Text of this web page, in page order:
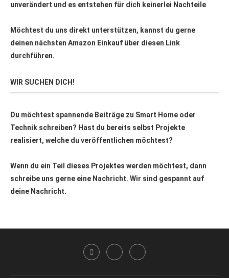
unverändert und es entstehen für dich keinerlei Nachteile
Möchtest du uns direkt unterstützen, kannst du gerne
deinen nächsten Amazon Einkauf über diesen Link
durchführen.
WIR SUCHEN DICH!
Du möchtest spannende Beiträge zu Smart Home oder
Technik schreiben? Hast du bereits selbst Projekte
realisiert, welche du veröffentlichen möchtest?
Wenn du ein Teil dieses Projektes werden möchtest, dann
schreibe uns gerne eine Nachricht. Wir sind gespannt auf
deine Nachricht.